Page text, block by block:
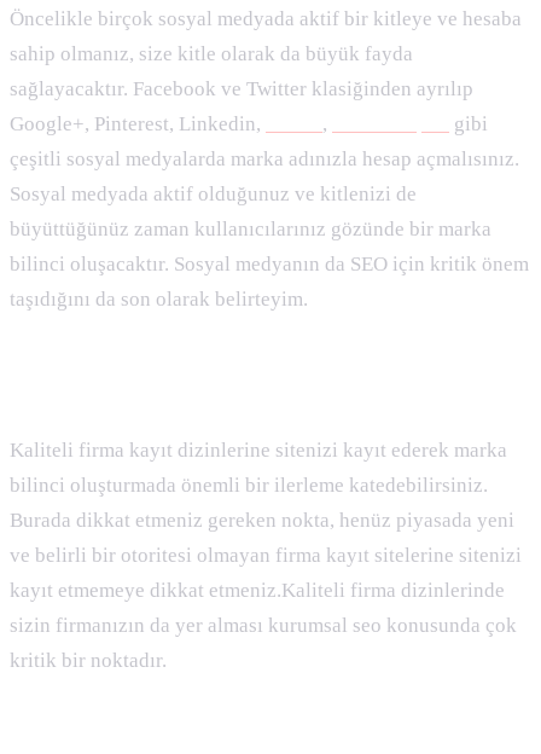
Öncelikle birçok sosyal medyada aktif bir kitleye ve hesaba
sahip olmanız, size kitle olarak da büyük fayda
sağlayacaktır. Facebook ve Twitter klasiğinden ayrılıp
Google+, Pinterest, Linkedin,
,
gibi
çeşitli sosyal medyalarda marka adınızla hesap açmalısınız.
Sosyal medyada aktif olduğunuz ve kitlenizi de
büyüttüğünüz zaman kullanıcılarınız gözünde bir marka
bilinci oluşacaktır. Sosyal medyanın da SEO için kritik önem
taşıdığını da son olarak belirteyim.
Kaliteli firma kayıt dizinlerine sitenizi kayıt ederek marka
bilinci oluşturmada önemli bir ilerleme katedebilirsiniz.
Burada dikkat etmeniz gereken nokta, henüz piyasada yeni
ve belirli bir otoritesi olmayan firma kayıt sitelerine sitenizi
kayıt etmemeye dikkat etmeniz.Kaliteli firma dizinlerinde
sizin firmanızın da yer alması kurumsal seo konusunda çok
kritik bir noktadır.